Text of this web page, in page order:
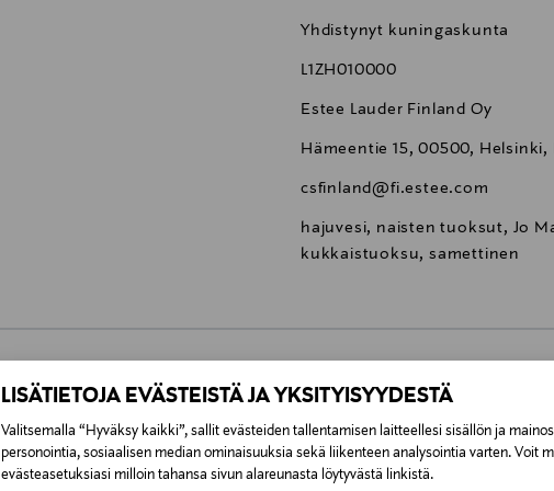
LISÄTIETOJA EVÄSTEISTÄ JA YKSITYISYYDESTÄ
Valitsemalla “Hyväksy kaikki”, sallit evästeiden tallentamisen laitteellesi sisällön ja
personointia, sosiaalisen median ominaisuuksia sekä liikenteen analysointia varten. Voit
evästeasetuksiasi milloin tahansa sivun alareunasta löytyvästä linkistä.
Yhdistynyt kuningaskunta
L1ZH010000
Estee Lauder Finland Oy
Hämeentie 15, 00500, Helsinki,
csfinland@fi.estee.com
hajuvesi, naisten tuoksut, Jo
kukkaistuoksu, samettinen
0,00 €
0,00 € – 4,90 €
tilaukseesi. Voit palauttaa tilaamasi tuotteen 30 vuorokauden
tulee palauttaa avaamattomissa alkuperäispakkauksissaan ja